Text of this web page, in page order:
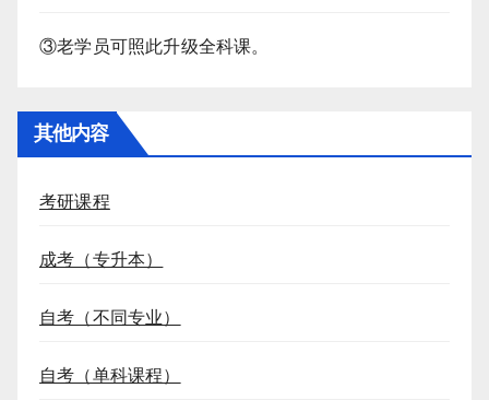
③老学员可照此升级全科课。
其他内容
考研课程
成考（专升本）
自考（不同专业）
自考（单科课程）